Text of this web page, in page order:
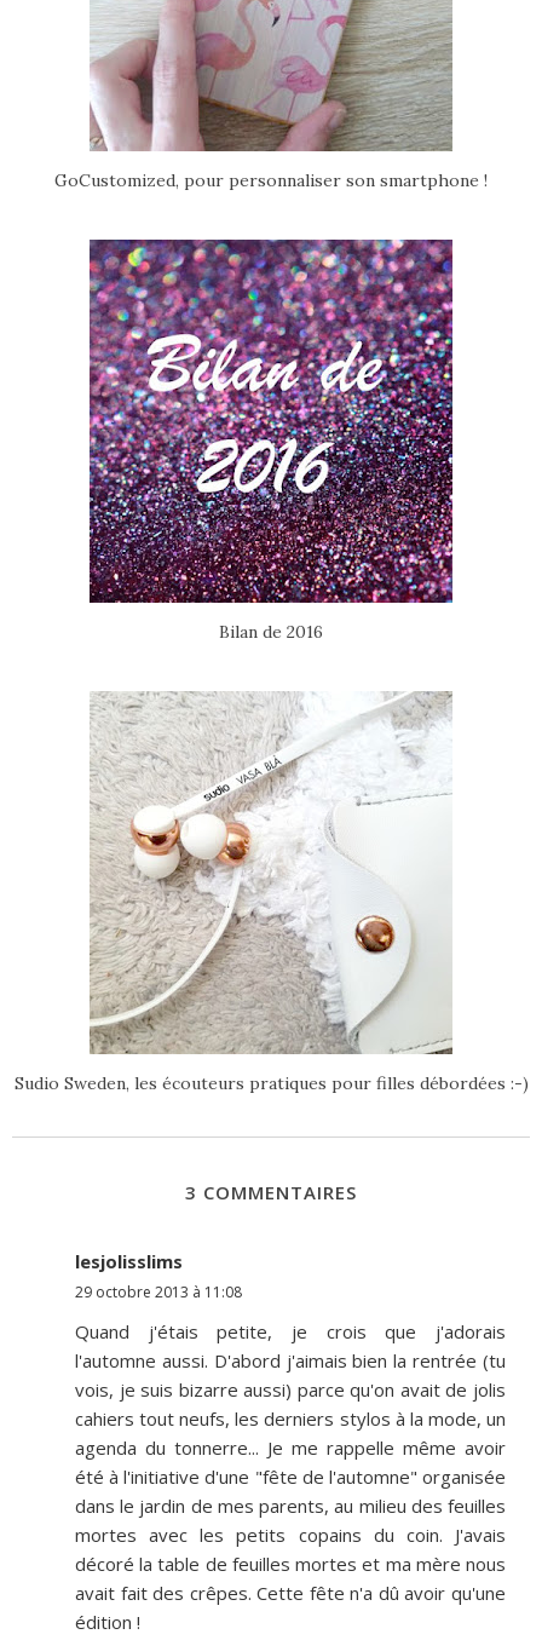
GoCustomized, pour personnaliser son smartphone !
Bilan de 2016
Sudio Sweden, les écouteurs pratiques pour filles débordées :-)
3 COMMENTAIRES
lesjolisslims
29 octobre 2013 à 11:08
Quand j'étais petite, je crois que j'adorais
l'automne aussi. D'abord j'aimais bien la rentrée (tu
vois, je suis bizarre aussi) parce qu'on avait de jolis
cahiers tout neufs, les derniers stylos à la mode, un
agenda du tonnerre... Je me rappelle même avoir
été à l'initiative d'une "fête de l'automne" organisée
dans le jardin de mes parents, au milieu des feuilles
mortes avec les petits copains du coin. J'avais
décoré la table de feuilles mortes et ma mère nous
avait fait des crêpes. Cette fête n'a dû avoir qu'une
édition !